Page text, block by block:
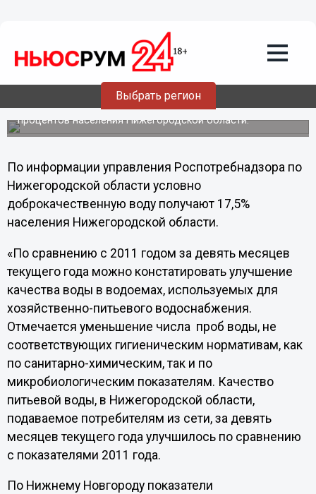
Выбрать регион
13.10.201204:45
Качество питьевой воды в Нижнем
Новгороде стало хуже, чем по области
При этом доброкачественной водой обеспечено 72,9
процентов населения Нижегородской области.
По информации управления Роспотребнадзора по
Нижегородской области условно
доброкачественную воду получают 17,5%
населения Нижегородской области.
«По сравнению с 2011 годом за девять месяцев
текущего года можно констатировать улучшение
качества воды в водоемах, используемых для
хозяйственно-питьевого водоснабжения.
Отмечается уменьшение числа проб воды, не
соответствующих гигиеническим нормативам, как
по санитарно-химическим, так и по
микробиологическим показателям. Качество
питьевой воды, в Нижегородской области,
подаваемое потребителям из сети, за девять
месяцев текущего года улучшилось по сравнению
с показателями 2011 года.
По Нижнему Новгороду показатели